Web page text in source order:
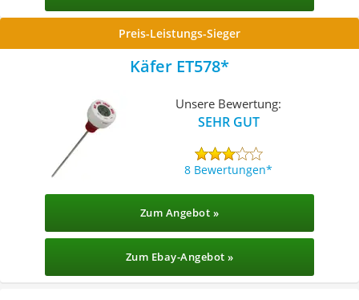
Preis-Leistungs-Sieger
Käfer ET578
Unsere Bewertung:
SEHR GUT
8 Bewertungen
Zum Angebot »
Zum Ebay-Angebot »